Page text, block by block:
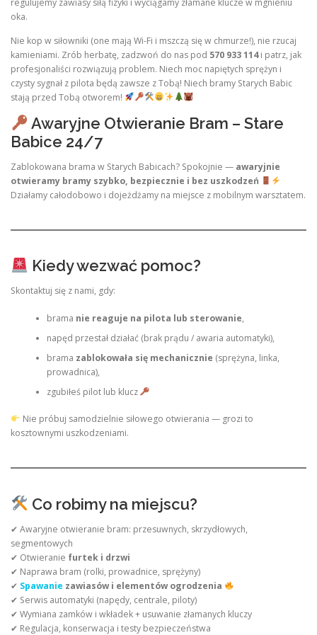
regulujemy zawiasy siłą fizyki i wyciągamy złamane klucze w mgnieniu
oka.
Nie kop w siłowniki (one mają Wi-Fi i mszczą się w chmurze!), nie rzucaj
kamieniami. Zrób herbatę, zadzwoń do nas pod 570 933 114i patrz, jak
profesjonaliści rozwiązują problem. Niech moc napiętych sprężyn i
czysty sygnał z pilota będą zawsze z Tobą! Niech bramy Starych Babic
stają przed Tobą otworem!
Awaryjne Otwieranie Bram – Stare
Babice 24/7
Zablokowana brama w Starych Babicach? Spokojnie — awaryjnie
otwieramy bramy szybko, bezpiecznie i bez uszkodzeń
Działamy całodobowo i dojeżdżamy na miejsce z mobilnym warsztatem.
Kiedy wezwać pomoc?
Skontaktuj się z nami, gdy:
brama nie reaguje na pilota lub sterowanie,
napęd przestał działać (brak prądu / awaria automatyki),
brama zablokowała się mechanicznie (sprężyna, linka,
prowadnica),
zgubiłeś pilot lub klucz
Nie próbuj samodzielnie siłowego otwierania — grozi to
kosztownymi uszkodzeniami.
Co robimy na miejscu?
✔ Awaryjne otwieranie bram: przesuwnych, skrzydłowych,
segmentowych
✔ Otwieranie furtek i drzwi
✔ Naprawa bram (rolki, prowadnice, sprężyny)
✔ Spawanie zawiasów i elementów ogrodzenia
✔ Serwis automatyki (napędy, centrale, piloty)
✔ Wymiana zamków i wkładek + usuwanie złamanych kluczy
✔ Regulacja, konserwacja i testy bezpieczeństwa